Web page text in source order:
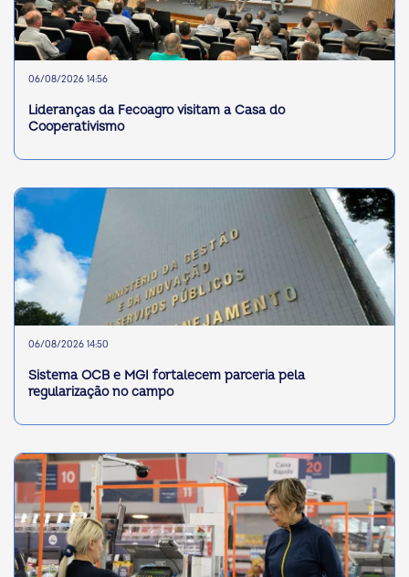
06/08/2026 14:56
Lideranças da Fecoagro visitam a Casa do
Cooperativismo
06/08/2026 14:50
Sistema OCB e MGI fortalecem parceria pela
regularização no campo